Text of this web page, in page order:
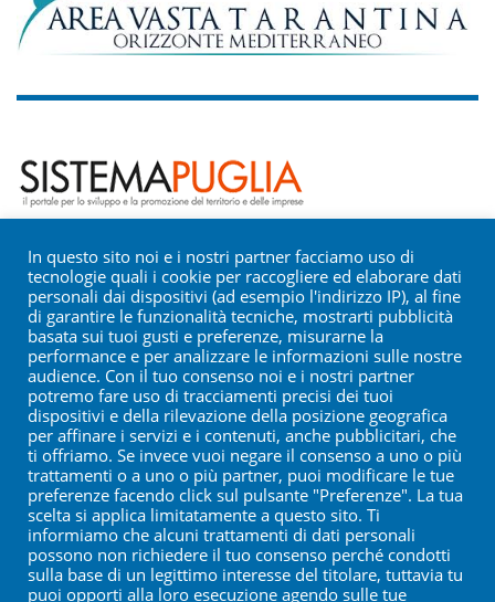
Le ultimissime
Si è verificato un errore; probabilmente il feed non è attivo.
Riprovare più tardi.
A.S.I. CONSORZIO PER L'AREA DI SVILUPPO
INDUSTRIALE DI TARANTO
Via Gobetti, 5 - 74100 Taranto
In questo sito noi e i nostri partner facciamo uso di
tecnologie quali i cookie per raccogliere ed elaborare dati
personali dai dispositivi (ad esempio l'indirizzo IP), al fine
di garantire le funzionalità tecniche, mostrarti pubblicità
basata sui tuoi gusti e preferenze, misurarne la
performance e per analizzare le informazioni sulle nostre
audience. Con il tuo consenso noi e i nostri partner
potremo fare uso di tracciamenti precisi dei tuoi
dispositivi e della rilevazione della posizione geografica
per affinare i servizi e i contenuti, anche pubblicitari, che
ti offriamo. Se invece vuoi negare il consenso a uno o più
trattamenti o a uno o più partner, puoi modificare le tue
preferenze facendo click sul pulsante "Preferenze". La tua
scelta si applica limitatamente a questo sito. Ti
informiamo che alcuni trattamenti di dati personali
possono non richiedere il tuo consenso perché condotti
sulla base di un legittimo interesse del titolare, tuttavia tu
puoi opporti alla loro esecuzione agendo sulle tue